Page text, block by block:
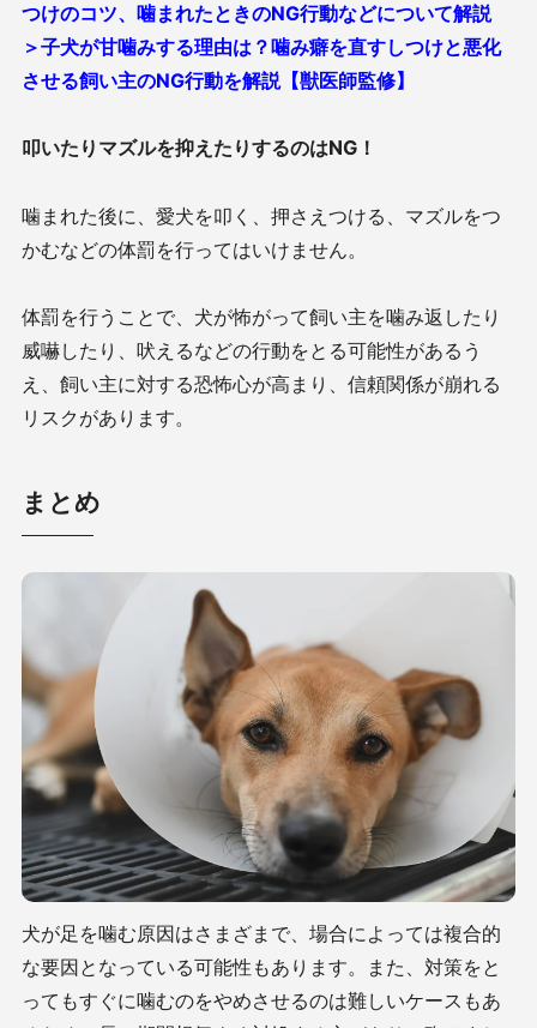
つけのコツ、噛まれたときのNG行動などについて解説
＞子犬が甘噛みする理由は？噛み癖を直すしつけと悪化
させる飼い主のNG行動を解説【獣医師監修】
叩いたりマズルを抑えたりするのはNG ！
噛まれた後に、愛犬を叩く、押さえつける、マズルをつ
かむなどの体罰を行ってはいけません。
体罰を行うことで、犬が怖がって飼い主を噛み返したり
威嚇したり、吠えるなどの行動をとる可能性があるう
え、飼い主に対する恐怖心が高まり、信頼関係が崩れる
リスクがあります。
まとめ
犬が足を噛む原因はさまざまで、場合によっては複合的
な要因となっている可能性もあります。また、対策をと
ってもすぐに噛むのをやめさせるのは難しいケースもあ